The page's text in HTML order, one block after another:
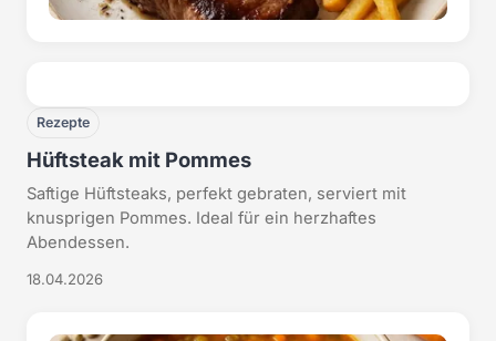
Rezepte
Hüftsteak mit Pommes
Saftige Hüftsteaks, perfekt gebraten, serviert mit
knusprigen Pommes. Ideal für ein herzhaftes
Abendessen.
18.04.2026